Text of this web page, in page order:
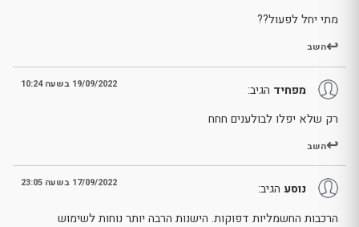
מתי יחל לפעול??
השב
מפחיד הגיב: 19/09/2022 בשעה 10:24
רק שלא יפלו לבולענים חחח
השב
נוסע הגיב: 17/09/2022 בשעה 23:05
הרכבות החשמליות דפוקות. הישנות הרבה יותר נוחות לשימוש